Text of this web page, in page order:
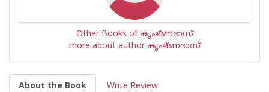
Other Books of കൃഷ്ണദാസ്
more about author കൃഷ്ണദാസ്
About the Book Write Review